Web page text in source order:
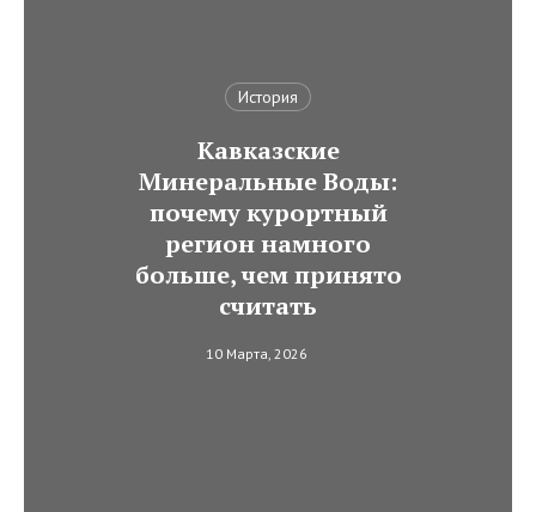
История
Кавказские
Минеральные Воды:
почему курортный
регион намного
больше, чем принято
считать
10 Марта, 2026